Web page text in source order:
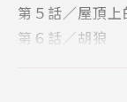
【內容簡介】
在東京，有個
卻因為太過活
第５話／屋頂
第６話／胡狼